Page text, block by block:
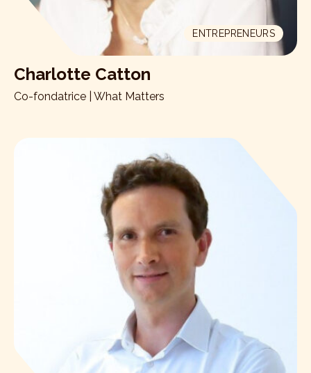
ENTREPRENEURS
Charlotte Catton
Co-fondatrice | What Matters